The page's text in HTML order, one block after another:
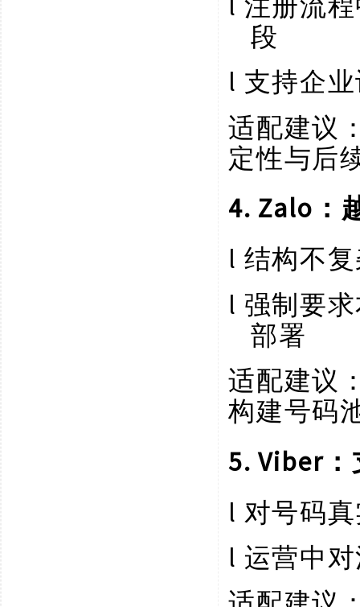
段
l 支持企
适配建议
定性与后
4. Zalo：
l 结构不
l 强制要
部署
适配建议
构建号码
5. Viber
l 对号码
l 运营中